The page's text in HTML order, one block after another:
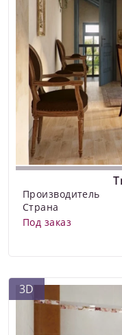
Производитель
Страна
Под заказ
3D